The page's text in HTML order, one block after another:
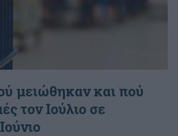
μειώθηκαν και πού
τον Ιούλιο σε